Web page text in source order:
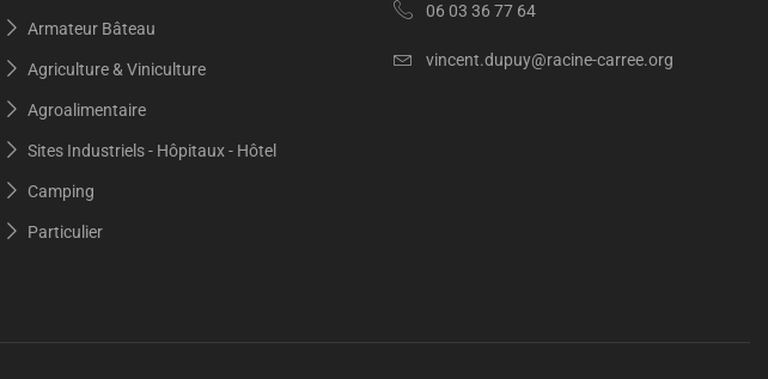
Armateur Bâteau
Agriculture & Viniculture
Agroalimentaire
Sites Industriels - Hôpitaux - Hôtel
Camping
Particulier
06 03 36 77 64
vincent.dupuy@racine-carree.org